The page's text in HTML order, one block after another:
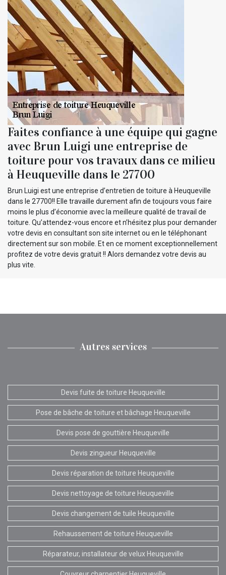
Faites confiance à une équipe qui gagne
avec Brun Luigi une entreprise de
toiture pour vos travaux dans ce milieu
à Heuqueville dans le 27700
Brun Luigi est une entreprise d’entretien de toiture à Heuqueville
dans le 27700!! Elle travaille durement afin de toujours vous faire
moins le plus d’économie avec la meilleure qualité de travail de
toiture. Qu’attendez-vous encore et n’hésitez plus pour demander
votre devis en consultant son site internet ou en le téléphonant
directement sur son mobile. Et en ce moment exceptionnellement
profitez de votre devis gratuit !! Alors demandez votre devis au
plus vite.
Autres services
Devis fuite de toiture Heuqueville
Pose de bâche de toiture et bâchage Heuqueville
Devis pose de gouttière Heuqueville
Devis zingueur Heuqueville
Devis réparation de toiture Heuqueville
Devis nettoyage de toiture Heuqueville
Devis changement de tuile Heuqueville
Rehaussement de toiture Heuqueville
Réparateur, installateur de velux Heuqueville